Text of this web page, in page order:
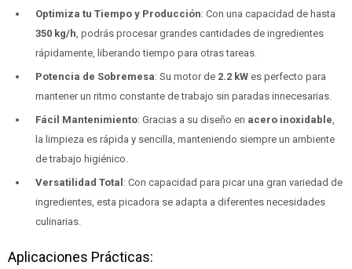
Optimiza tu Tiempo y Producción: Con una capacidad de hasta
350 kg/h , podrás procesar grandes cantidades de ingredientes
rápidamente, liberando tiempo para otras tareas.
Potencia de Sobremesa: Su motor de 2.2 kW es perfecto para
mantener un ritmo constante de trabajo sin paradas innecesarias.
Fácil Mantenimiento: Gracias a su diseño en acero inoxidable
la limpieza es rápida y sencilla, manteniendo siempre un ambiente
de trabajo higiénico.
Versatilidad Total: Con capacidad para picar una gran variedad de
ingredientes, esta picadora se adapta a diferentes necesidades
culinarias.
Aplicaciones Prácticas: